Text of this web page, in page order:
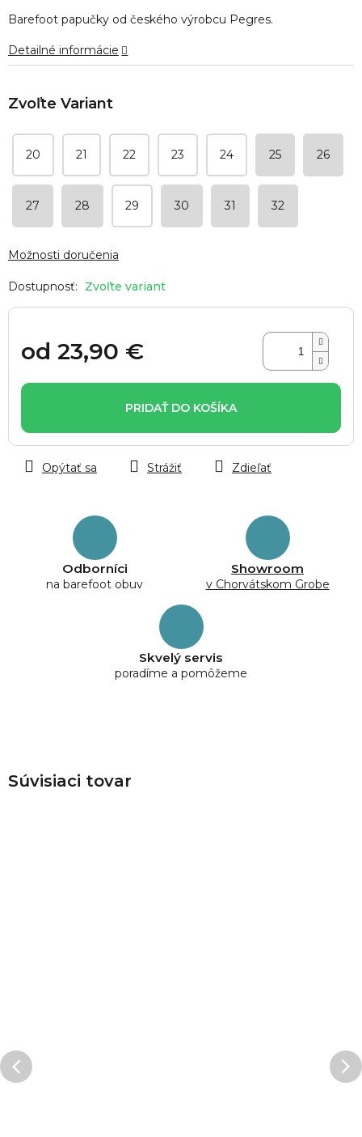
Zvoľte variant
20 21 22 23 24 25 26
27 28 29 30 31 32
Možnosti doručenia
od 23,90 €
cena:
PRIDAŤ DO KOŠÍKA
Odborníci
na barefoot obuv
Showroom
v Chorvátskom Grobe
Skvelý servis
poradíme a pomôžeme
Barefoot papučky od českého výrobcu Pegres.
Detailné informácie
Opýtať sa Strážiť Zdieľať
z
hviezdičiek.
Súvisiaci tovar